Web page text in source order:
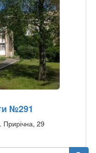
№291
Прирічна, 29